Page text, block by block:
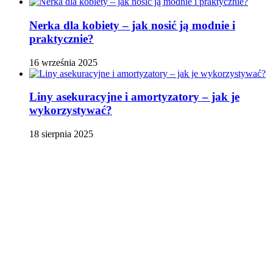
Nerka dla kobiety – jak nosić ją modnie i
praktycznie?
16 września 2025
Liny asekuracyjne i amortyzatory – jak je
wykorzystywać?
18 sierpnia 2025